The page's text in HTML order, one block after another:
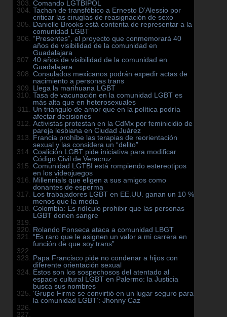
Comando LGTBIPOL
Tachan de transfóbico a Ernesto D’Alessio por
criticar las cirugías de reasignación de sexo
Danielle Brooks está contenta de representar a la
comunidad LGBT
“Presentes”, el proyecto que conmemorará 40
años de visibilidad de la comunidad en
Guadalajara
40 años de visibilidad de la comunidad en
Guadalajara
Consulados mexicanos podrán expedir actas de
nacimiento a personas trans
Llega la marihuana LGBT
Tasa de vacunación en la comunidad LGBT es
más alta que en heterosexuales
Un triángulo de amor que en la política podría
afectar decisiones
Activistas protestan en la CdMx por feminicidio de
pareja lesbiana en Ciudad Juárez
Francia prohíbe las terapias de reorientación
sexual y las considera un “delito”
Coalición LGBT pide iniciativa para modificar
Código Civil de Veracruz
Comunidad LGTBI está rompiendo estereotipos
en los videojuegos
Millennials que eligen a sus amigos como
donantes de esperma
Los trabajadores LGBT en EE.UU. ganan un 10 %
menos que la media
Colombia: Es ridículo prohibir que las personas
LGBT donen sangre
Rolando Fonseca ataca a comunidad LBGT
“Es raro que le asignen un valor a mi carrera en
función de que soy trans”
Papa Francisco pide no condenar a hijos con
diferente orientación sexual
Estos son los sospechosos del atentado al
espacio cultural LGBT en Palermo: la Justicia
busca sus nombres
‘Grupo Firme se convirtió en un lugar seguro para
la comunidad LGBT’: Jhonny Caz